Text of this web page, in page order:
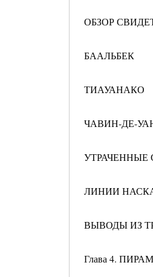
ОБЗОР
БААЛЬБЕК
ТИАУАНАКО
ЧАВИН-ДЕ-
УТРАЧЕННЫЕ
ЛИНИИ
ВЫВОДЫ ИЗ
Глава 4.